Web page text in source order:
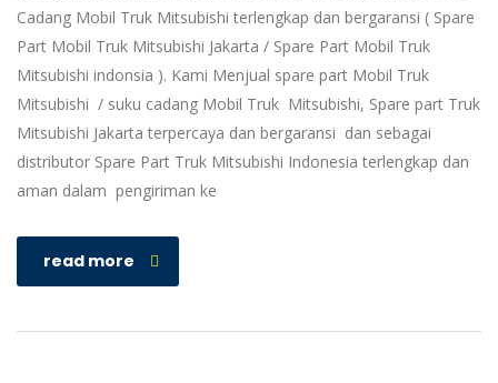
Cadang Mobil Truk Mitsubishi terlengkap dan bergaransi ( Spare
Part Mobil Truk Mitsubishi Jakarta / Spare Part Mobil Truk
Mitsubishi indonsia ). Kami Menjual spare part Mobil Truk
Mitsubishi / suku cadang Mobil Truk Mitsubishi, Spare part Truk
Mitsubishi Jakarta terpercaya dan bergaransi dan sebagai
distributor Spare Part Truk Mitsubishi Indonesia terlengkap dan
aman dalam pengiriman ke
read more